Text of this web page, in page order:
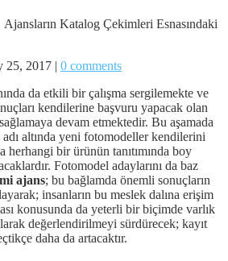
Katalog Çekimleri Esnasındaki
25, 2017 | 0 comments
da etkili bir çalışma sergilemekte ve
kendilerine başvuru yapacak olan
devam etmektedir. Bu aşamada
adı altında yeni fotomodeller kendilerini
herhangi bir ürünün tanıtımında boy
Fotomodel adaylarını da baz
ajans; bu bağlamda önemli sonuçların
insanların bu meslek dalına erişim
konusunda da yeterli bir biçimde varlık
değerlendirilmeyi sürdürecek; kayıt
daha da artacaktır.